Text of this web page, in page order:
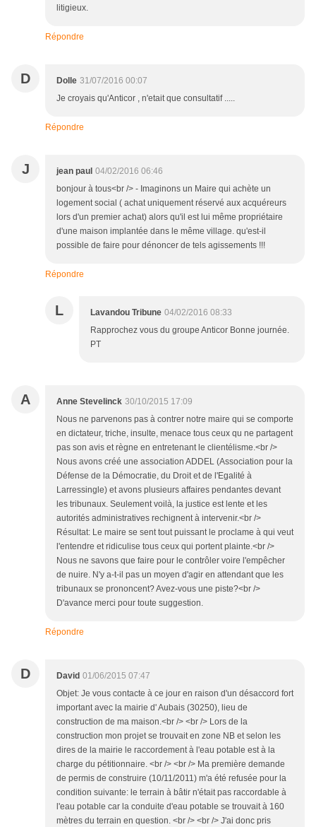
litigieux.
Répondre
D Dolle 31/07/2016 00:07
Je croyais qu'Anticor , n'etait que consultatif .....
Répondre
J jean paul 04/02/2016 06:46
bonjour à tous<br /> - Imaginons un Maire qui achète un
logement social ( achat uniquement réservé aux acquéreurs
lors d'un premier achat) alors qu'il est lui même propriétaire
d'une maison implantée dans le même village. qu'est-il
possible de faire pour dénoncer de tels agissements !!!
Répondre
L Lavandou Tribune 04/02/2016 08:33
Rapprochez vous du groupe Anticor Bonne journée.
PT
A Anne Stevelinck 30/10/2015 17:09
Nous ne parvenons pas à contrer notre maire qui se comporte
en dictateur, triche, insulte, menace tous ceux qu ne partagent
pas son avis et règne en entretenant le clientélisme.<br />
Nous avons créé une association ADDEL (Association pour la
Défense de la Démocratie, du Droit et de l'Egalité à
Larressingle) et avons plusieurs affaires pendantes devant
les tribunaux. Seulement voilà, la justice est lente et les
autorités administratives rechignent à intervenir.<br />
Résultat: Le maire se sent tout puissant le proclame à qui veut
l'entendre et ridiculise tous ceux qui portent plainte.<br />
Nous ne savons que faire pour le contrôler voire l'empêcher
de nuire. N'y a-t-il pas un moyen d'agir en attendant que les
tribunaux se prononcent? Avez-vous une piste?<br />
D'avance merci pour toute suggestion.
Répondre
D David 01/06/2015 07:47
Objet: Je vous contacte à ce jour en raison d'un désaccord fort
important avec la mairie d' Aubais (30250), lieu de
construction de ma maison.<br /> <br /> Lors de la
construction mon projet se trouvait en zone NB et selon les
dires de la mairie le raccordement à l'eau potable est à la
charge du pétitionnaire. <br /> <br /> Ma première demande
de permis de construire (10/11/2011) m'a été refusée pour la
condition suivante: le terrain à bâtir n'était pas raccordable à
l'eau potable car la conduite d'eau potable se trouvait à 160
mètres du terrain en question. <br /> <br /> J'ai donc pris